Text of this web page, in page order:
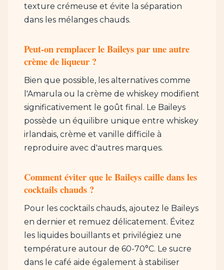
texture crémeuse et évite la séparation
dans les mélanges chauds.
Peut-on remplacer le Baileys par une autre
crème de liqueur ?
Bien que possible, les alternatives comme
l'Amarula ou la crème de whiskey modifient
significativement le goût final. Le Baileys
possède un équilibre unique entre whiskey
irlandais, crème et vanille difficile à
reproduire avec d'autres marques.
Comment éviter que le Baileys caille dans les
cocktails chauds ?
Pour les cocktails chauds, ajoutez le Baileys
en dernier et remuez délicatement. Évitez
les liquides bouillants et privilégiez une
température autour de 60-70°C. Le sucre
dans le café aide également à stabiliser